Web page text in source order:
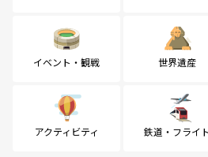
イベント・観戦 世界遺産
アクティビティ 鉄道・フライト